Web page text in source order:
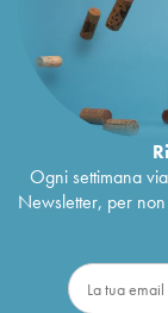
Ogni settimana
Newsletter, per